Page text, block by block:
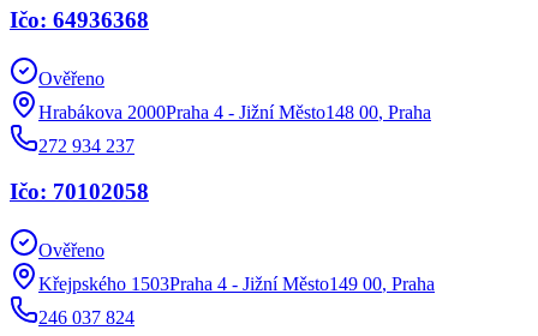
Ičo: 64936368
Ověřeno
Hrabákova 2000Praha 4 - Jižní Město148 00, Praha
272 934 237
Ičo: 70102058
Ověřeno
Křejpského 1503Praha 4 - Jižní Město149 00, Praha
246 037 824